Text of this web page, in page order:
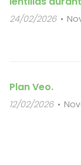
24/02/2026
Plan Veo.
12/02/2026